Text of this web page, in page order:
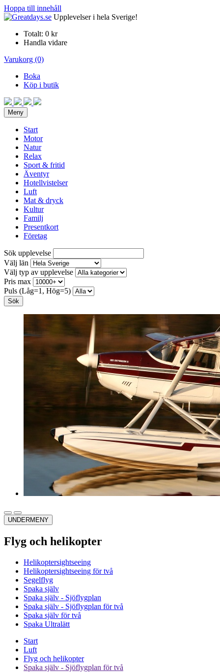
Hoppa till innehåll
Upplevelser i hela Sverige!
Totalt: 0 kr
Handla vidare
Varukorg (0)
Boka
Köp i butik
Meny
Start
Motor
Natur
Relax
Sport & fritid
Äventyr
Hotellvistelser
Luft
Mat & dryck
Kultur
Familj
Presentkort
Företag
Sök upplevelse
Välj län
Välj typ av upplevelse
Pris max
Puls (Låg=1, Hög=5)
UNDERMENY
Flyg och helikopter
Helikoptersightseeing
Helikoptersightseeing för två
Segelflyg
Spaka själv
Spaka själv - Sjöflygplan
Spaka själv - Sjöflygplan för två
Spaka själv för två
Spaka Ultralätt
Start
Luft
Flyg och helikopter
Spaka själv - Sjöflygplan för två